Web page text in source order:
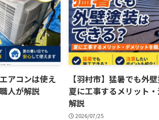
アコンは使え
人が解説
【羽村市】猛暑でも外
夏に工事するメリット
解説
2026/07/25